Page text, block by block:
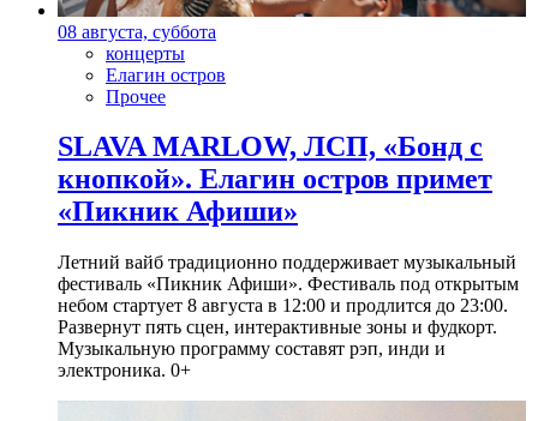
08 августа, суббота
концерты
Елагин остров
Прочее
SLAVA MARLOW, ЛСП, «Бонд с
кнопкой». Елагин остров примет
«Пикник Афиши»
Летний вайб традиционно поддерживает музыкальный
фестиваль «Пикник Афиши». Фестиваль под открытым
небом стартует 8 августа в 12:00 и продлится до 23:00.
Развернут пять сцен, интерактивные зоны и фудкорт.
Музыкальную программу составят рэп, инди и
электроника. 0+